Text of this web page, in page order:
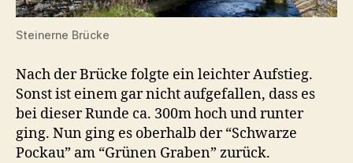
Steinerne Brücke
Nach der Brücke folgte ein leichter Aufstieg.
Sonst ist einem gar nicht aufgefallen, dass es
bei dieser Runde ca. 300m hoch und runter
ging. Nun ging es oberhalb der “Schwarze
Pockau” am “Grünen Graben” zurück.